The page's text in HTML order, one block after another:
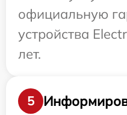
официальную
устройства
лет.
5